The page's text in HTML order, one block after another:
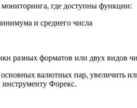
где доступны функции:
и среднего числа
разных форматов или двух
валютных пар, увеличить
инструменту Форекс.